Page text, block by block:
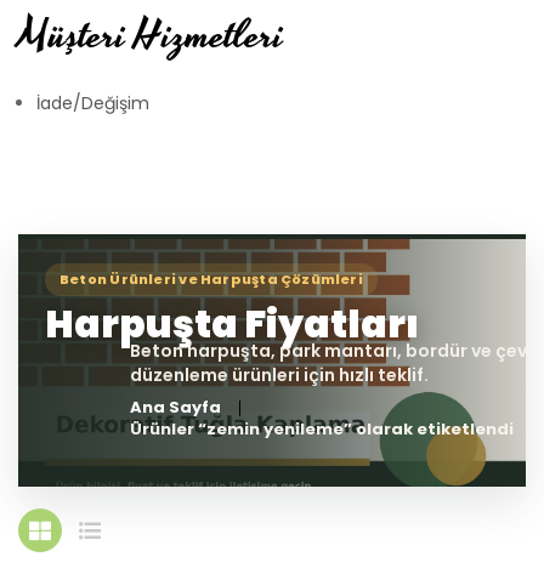
Müşteri Hizmetleri
İade/Değişim
Ana Sayfa
Ürünler “zemin yenileme” olarak etiketlendi